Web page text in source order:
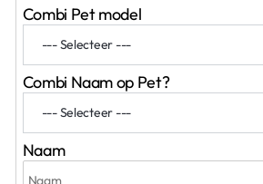
Combi Pet model
Combi Naam op Pet?
Naam